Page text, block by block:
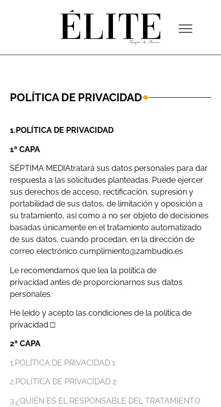
POLÍTICA DE PRIVACIDAD
1.POLÍTICA DE PRIVACIDAD
1ª CAPA
SÉPTIMA MEDIAtratará sus datos personales para dar
respuesta a las solicitudes planteadas. Puede ejercer
sus derechos de acceso, rectificación, supresión y
portabilidad de sus datos, de limitación y oposición a
su tratamiento, así como a no ser objeto de decisiones
basadas únicamente en el tratamiento automatizado
de sus datos, cuando procedan, en la dirección de
correo electrónico cumplimiento@zambudio.es
Le recomendamos que lea la política de
privacidad antes de proporcionarnos sus datos
personales.
He leído y acepto las condiciones de la política de
privacidad □
2ª CAPA
1.POLÍTICA DE PRIVACIDAD 1
2.POLÍTICA DE PRIVACIDAD 2
3.¿QUIÉN ES EL RESPONSABLE DEL TRATAMIENTO